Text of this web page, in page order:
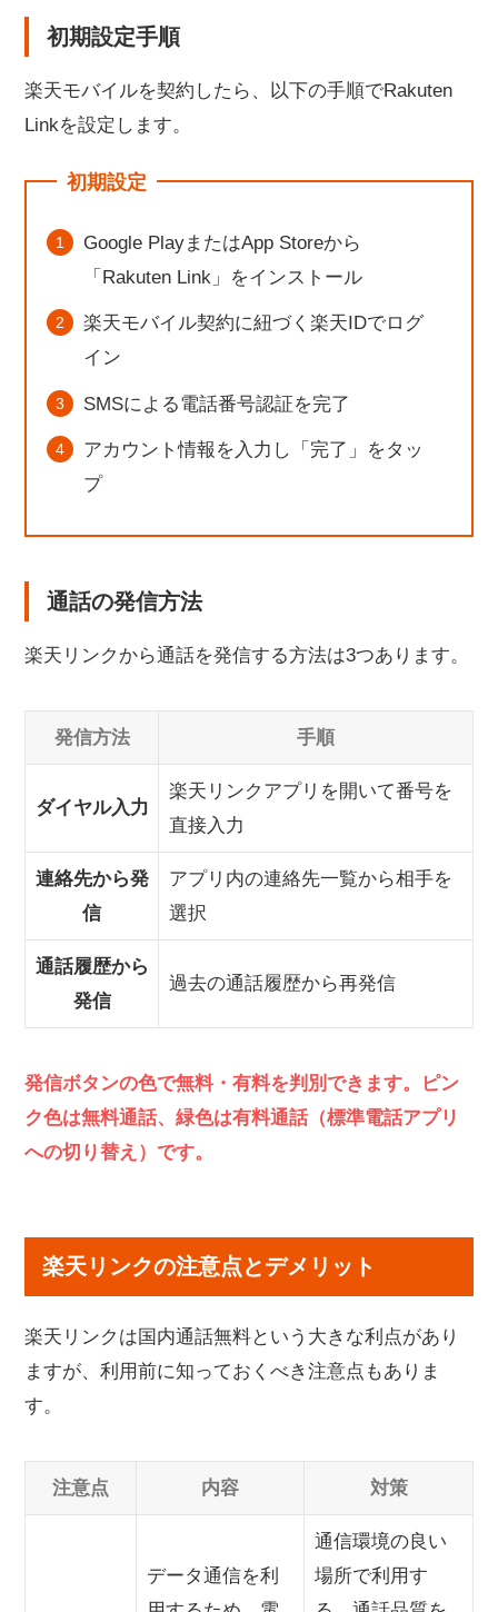
初期設定手順
楽天モバイルを契約したら、以下の手順でRakuten
Linkを設定します。
初期設定
Google PlayまたはApp Storeから
「Rakuten Link」をインストール
楽天モバイル契約に紐づく楽天IDでログ
イン
SMSによる電話番号認証を完了
アカウント情報を入力し「完了」をタッ
プ
通話の発信方法
楽天リンクから通話を発信する方法は3つあります。
発信方法 手順
ダイヤル入力
楽天リンクアプリを開いて番号を
直接入力
連絡先から発
信
アプリ内の連絡先一覧から相手を
選択
通話履歴から
発信
過去の通話履歴から再発信
発信ボタンの色で無料・有料を判別できます。ピン
ク色は無料通話、緑色は有料通話（標準電話アプリ
への切り替え）です。
楽天リンクの注意点とデメリット
楽天リンクは国内通話無料という大きな利点があり
ますが、利用前に知っておくべき注意点もありま
す。
注意点 内容 対策
データ通信を利
通信環境の良い
場所で利用す